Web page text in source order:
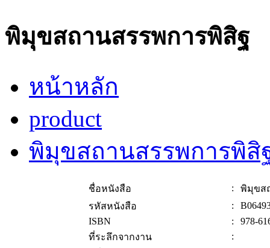
พิมุขสถานสรรพการพิสิฐ
หน้าหลัก
product
พิมุขสถานสรรพการพิสิ
ชื่อหนังสือ :
พิมุขส
รหัสหนังสือ
:
ISBN
:
978-
ที่ระลึกจากงาน
: